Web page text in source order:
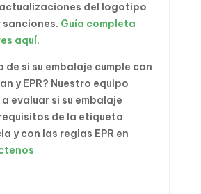
del logotipo
sanciones. Guía completa
aquí.
de si su embalaje cumple con
y EPR? Nuestro equipo
evaluar si su embalaje
de la etiqueta
y con las reglas EPR en